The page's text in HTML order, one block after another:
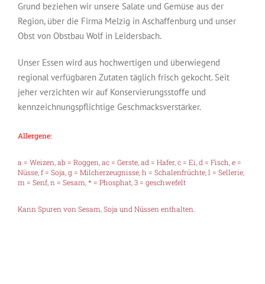
Grund beziehen wir unsere Salate und Gemüse aus der
Region, über die Firma Melzig in Aschaffenburg und unser
Obst von Obstbau Wolf in Leidersbach.
Unser Essen wird aus hochwertigen und überwiegend
regional verfügbaren Zutaten täglich frisch gekocht. Seit
jeher verzichten wir auf Konservierungsstoffe und
kennzeichnungspflichtige Geschmacksverstärker.
Allergene:
a = Weizen, ab = Roggen, ac = Gerste, ad = Hafer, c = Ei, d = Fisch, e =
Nüsse, f = Soja, g = Milcherzeugnisse, h = Schalenfrüchte, l = Sellerie,
m = Senf, n = Sesam, * = Phosphat, 3 = geschwefelt
Kann Spuren von Sesam, Soja und Nüssen enthalten.